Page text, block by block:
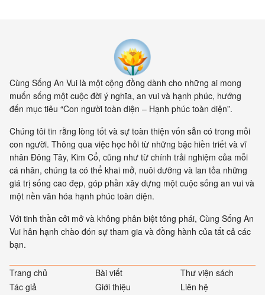
Cùng Sống An Vui là một cộng đồng dành cho những ai mong
muốn sống một cuộc đời ý nghĩa, an vui và hạnh phúc, hướng
đến mục tiêu “Con người toàn diện – Hạnh phúc toàn diện”.
Chúng tôi tin rằng lòng tốt và sự toàn thiện vốn sẵn có trong mỗi
con người. Thông qua việc học hỏi từ những bậc hiền triết và vĩ
nhân Đông Tây, Kim Cổ, cũng như từ chính trải nghiệm của mỗi
cá nhân, chúng ta có thể khai mở, nuôi dưỡng và lan tỏa những
giá trị sống cao đẹp, góp phần xây dựng một cuộc sống an vui và
một nền văn hóa hạnh phúc toàn diện.
Với tinh thần cởi mở và không phân biệt tông phái, Cùng Sống An
Vui hân hạnh chào đón sự tham gia và đồng hành của tất cả các
bạn.
Trang chủ Bài viết
Thư viện sách
Tác giả
Giới thiệu Liên hệ